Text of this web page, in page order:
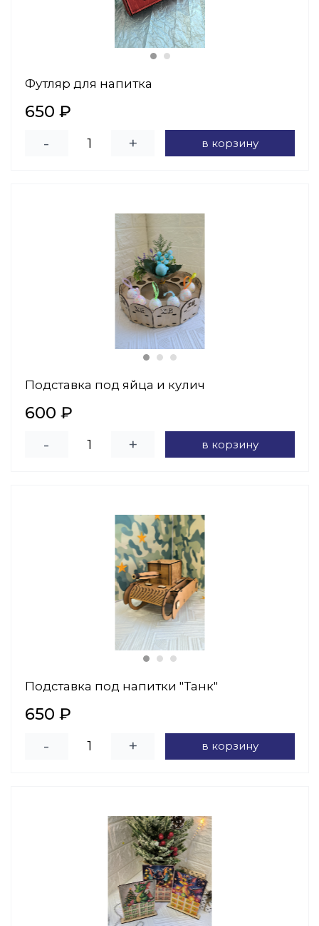
Футляр для напитка
650 ₽
-
+ в корзину
Подставка под яйца и кулич
600 ₽
-
+ в корзину
Подставка под напитки "Танк"
650 ₽
-
+ в корзину